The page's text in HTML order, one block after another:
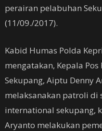
perairan pelabuhan
(11/09./2017).
Kabid Humas Polda
mengatakan, Kepala
Sekupang, Aiptu Denny
melaksanakan patroli di
international sekupang,
Aryanto melakukan